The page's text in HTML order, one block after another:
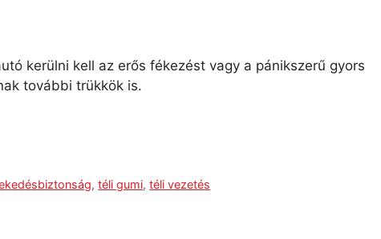
kerülni kell az erős fékezést vagy a pánikszerű gyors
további trükkök is.
,téli gumi,téli vezetés